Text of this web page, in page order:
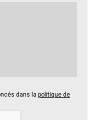
dans la politique de